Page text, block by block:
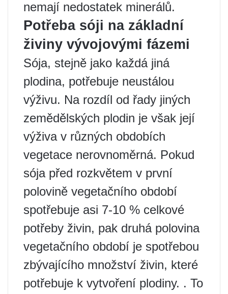
nemají nedostatek minerálů.
Potřeba sóji na základní
živiny vývojovými fázemi
Sója, stejně jako každá jiná
plodina, potřebuje neustálou
výživu. Na rozdíl od řady jiných
zemědělských plodin je však její
výživa v různých obdobích
vegetace nerovnoměrná. Pokud
sója před rozkvětem v první
polovině vegetačního období
spotřebuje asi 7-10 % celkové
potřeby živin, pak druhá polovina
vegetačního období je spotřebou
zbývajícího množství živin, které
potřebuje k vytvoření plodiny. . To